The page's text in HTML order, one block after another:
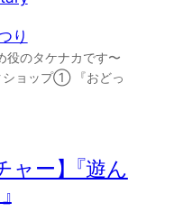
り
役のタケナカです〜
ョップ① 『おどっ
ャー】『遊ん